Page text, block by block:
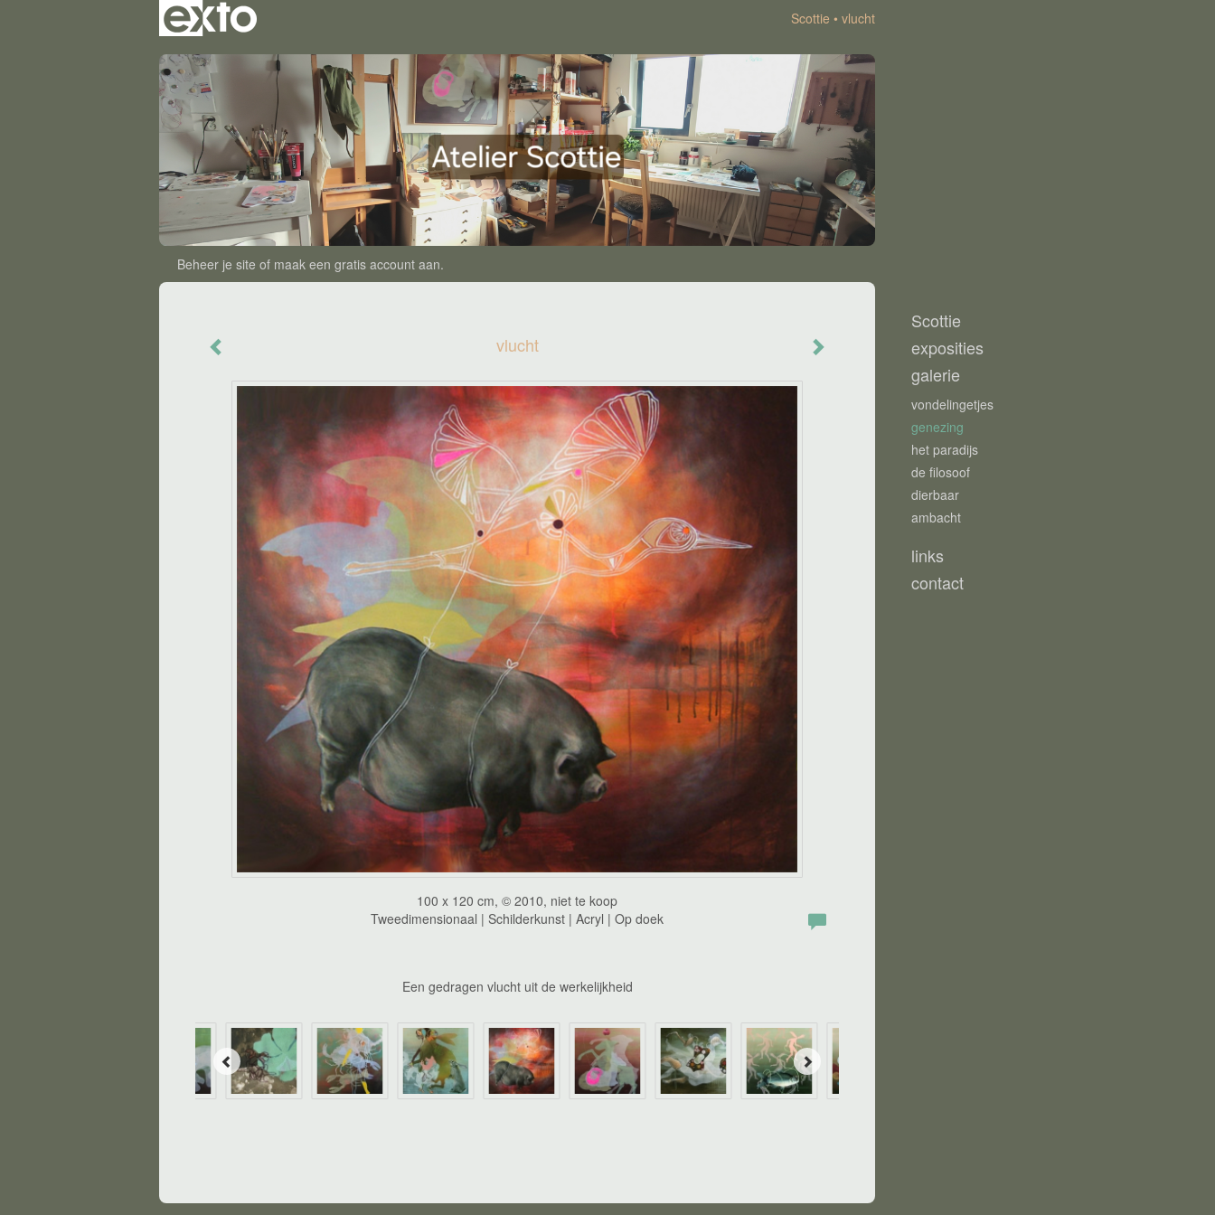
Scottie vlucht
Beheer je site of maak een gratis account aan.
vlucht
100 x 120 cm, © 2010, niet te koop
Tweedimensionaal | Schilderkunst | Acryl | Op doek
Een gedragen vlucht uit de werkelijkheid
Scottie
exposities
galerie
vondelingetjes
genezing
het paradijs
de filosoof
dierbaar
ambacht
links
contact